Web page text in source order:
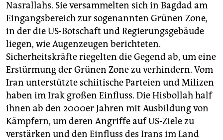
Nasrallahs. Sie versammelten sich in Bagdad am
Eingangsbereich zur sogenannten Grünen Zone,
in der die US-Botschaft und Regierungsgebäude
liegen, wie Augenzeugen berichteten.
Sicherheitskräfte riegelten die Gegend ab, um eine
Erstürmung der Grünen Zone zu verhindern. Vom
Iran unterstützte schiitische Parteien und Milizen
haben im Irak großen Einfluss. Die Hisbollah half
ihnen ab den 2000er Jahren mit Ausbildung von
Kämpfern, um deren Angriffe auf US-Ziele zu
verstärken und den Einfluss des Irans im Land